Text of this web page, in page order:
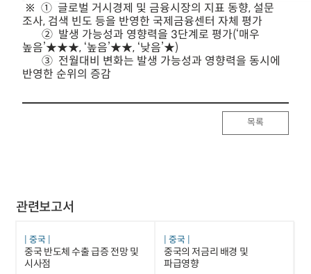
※ ① 글로벌 거시경제 및 금융시장의 지표 동향, 설문
조사, 검색 빈도 등을 반영한 국제금융센터 자체 평가
② 발생 가능성과 영향력을 3단계로 평가(‘매우
높음’★★★, ‘높음’★★, ‘낮음’★)
③ 전월대비 변화는 발생 가능성과 영향력을 동시에
반영한 순위의 증감
목록
관련보고서
중국
중국 반도체 수출 급증 전망 및
시사점
중국
중국의 저금리 배경 및
파급영향